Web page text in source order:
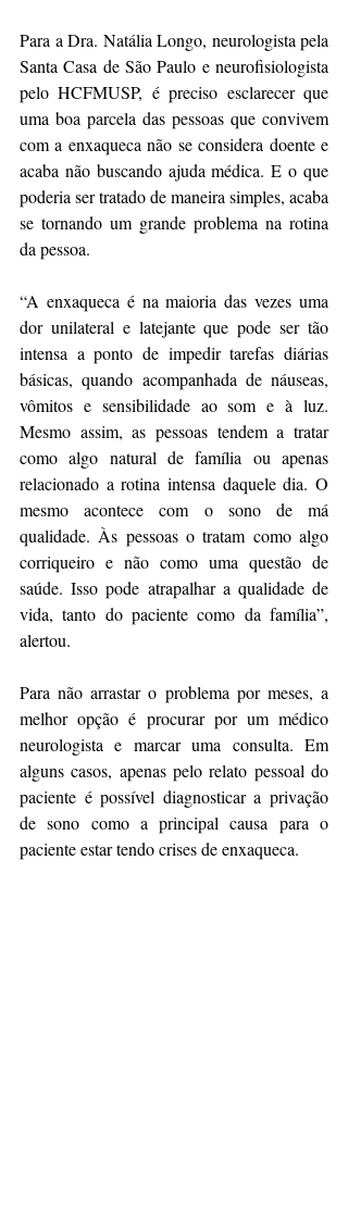
Para a Dra. Natália Longo, neurologista pela
Santa Casa de São Paulo e neurofisiologista
pelo HCFMUSP, é preciso esclarecer que
uma boa parcela das pessoas que convivem
com a enxaqueca não se considera doente e
acaba não buscando ajuda médica. E o que
poderia ser tratado de maneira simples, acaba
se tornando um grande problema na rotina
da pessoa.
“A enxaqueca é na maioria das vezes uma
dor unilateral e latejante que pode ser tão
intensa a ponto de impedir tarefas diárias
básicas, quando acompanhada de náuseas,
vômitos e sensibilidade ao som e à luz.
Mesmo assim, as pessoas tendem a tratar
como algo natural de família ou apenas
relacionado a rotina intensa daquele dia. O
mesmo acontece com o sono de má
qualidade. Às pessoas o tratam como algo
corriqueiro e não como uma questão de
saúde. Isso pode atrapalhar a qualidade de
vida, tanto do paciente como da família”,
alertou.
Para não arrastar o problema por meses, a
melhor opção é procurar por um médico
neurologista e marcar uma consulta. Em
alguns casos, apenas pelo relato pessoal do
paciente é possível diagnosticar a privação
de sono como a principal causa para o
paciente estar tendo crises de enxaqueca.